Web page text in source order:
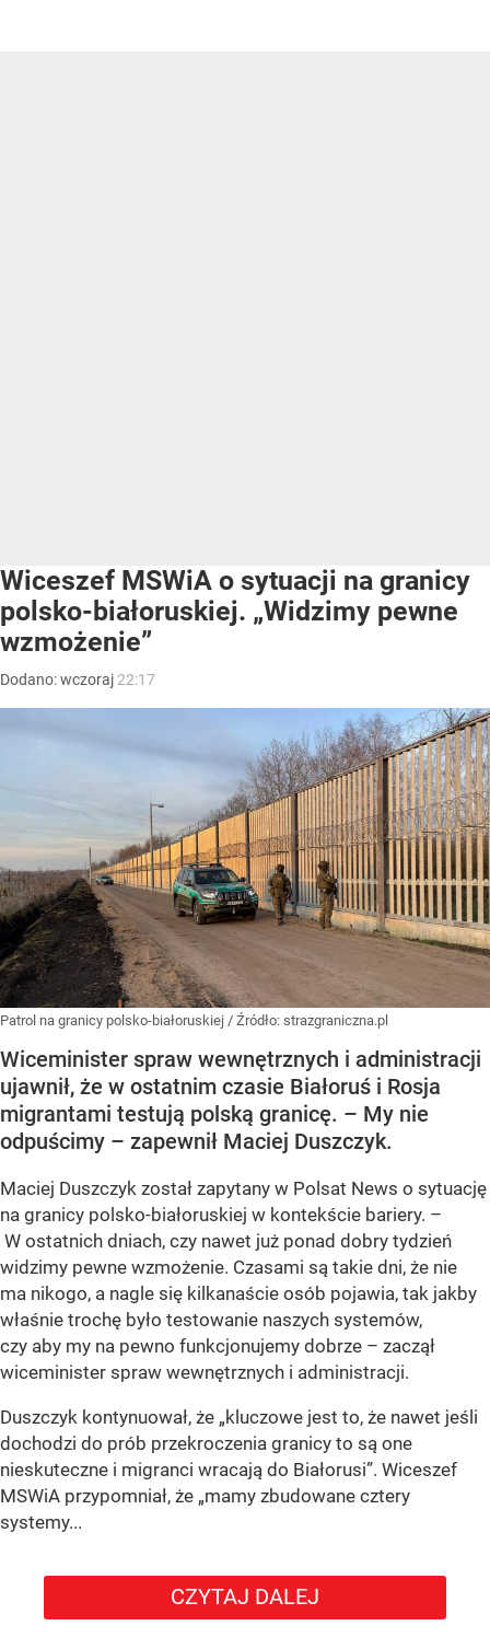
Wiceszef MSWiA o sytuacji na granicy
polsko-białoruskiej. „Widzimy pewne
wzmożenie”
Dodano:wczoraj 22:17
Patrol na granicy polsko-białoruskiej / Źródło: strazgraniczna.pl
Wiceminister spraw wewnętrznych i administracji
ujawnił, że w ostatnim czasie Białoruś i Rosja
migrantami testują polską granicę. – My nie
odpuścimy – zapewnił Maciej Duszczyk.
Maciej Duszczyk został zapytany w Polsat News o sytuację
na granicy polsko-białoruskiej w kontekście bariery. –
W ostatnich dniach, czy nawet już ponad dobry tydzień
widzimy pewne wzmożenie. Czasami są takie dni, że nie
ma nikogo, a nagle się kilkanaście osób pojawia, tak jakby
właśnie trochę było testowanie naszych systemów,
czy aby my na pewno funkcjonujemy dobrze – zaczął
wiceminister spraw wewnętrznych i administracji.
Duszczyk kontynuował, że „kluczowe jest to, że nawet jeśli
dochodzi do prób przekroczenia granicy to są one
nieskuteczne i migranci wracają do Białorusi”. Wiceszef
MSWiA przypomniał, że „mamy zbudowane cztery
systemy...
CZYTAJ DALEJ